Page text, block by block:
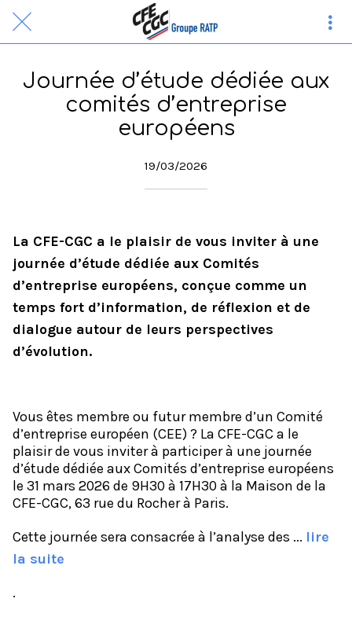
Journée d’étude dédiée aux
comités d’entreprise
européens
19/03/2026
La CFE-CGC a le plaisir de vous inviter à une
journée d’étude dédiée aux Comités
d’entreprise européens, conçue comme un
temps fort d’information, de réflexion et de
dialogue autour de leurs perspectives
d’évolution.
Vous êtes membre ou futur membre d’un Comité
d’entreprise européen (CEE) ? La CFE-CGC a le
plaisir de vous inviter à participer à une journée
d’étude dédiée aux Comités d’entreprise européens
le 31 mars 2026 de 9H30 à 17H30 à la Maison de la
CFE-CGC, 63 rue du Rocher à Paris.
Cette journée sera consacrée à l’analyse des ... lire
la suite
.